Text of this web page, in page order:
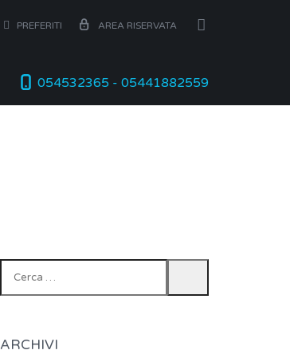
PREFERITI AREA RISERVATA
054532365 - 05441882559
ARCHIVI